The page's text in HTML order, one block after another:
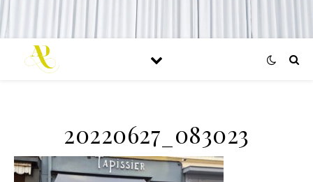
20220627_083023